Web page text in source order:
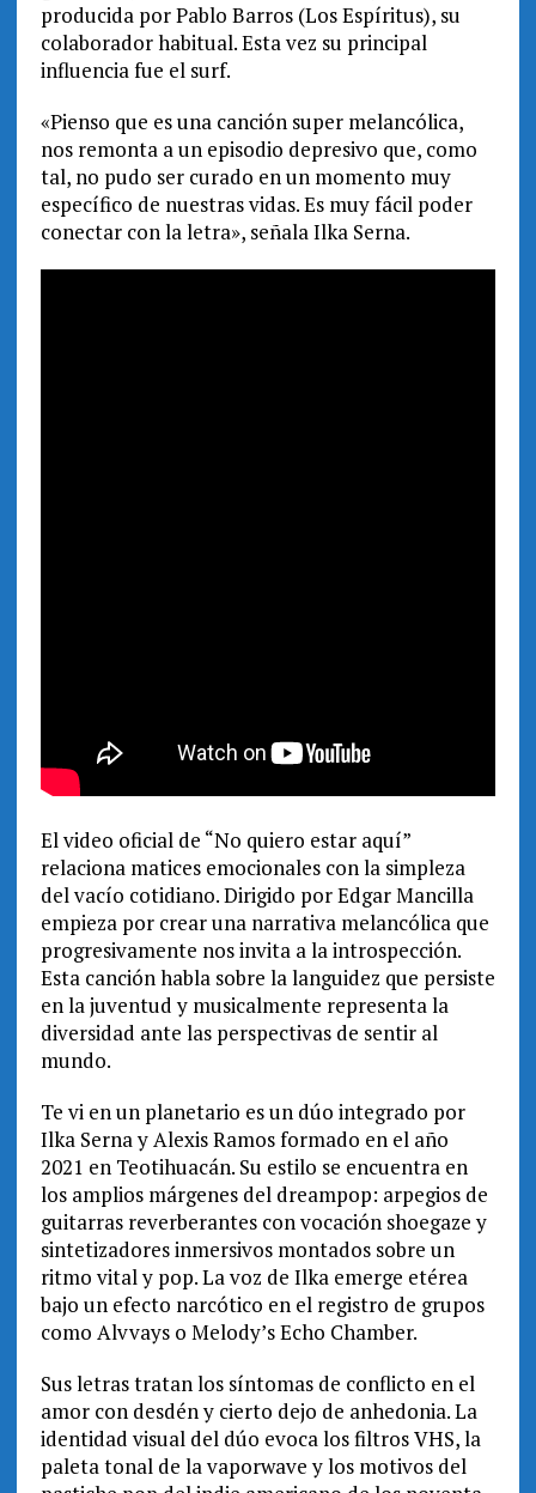
producida por Pablo Barros (Los Espíritus), su
colaborador habitual. Esta vez su principal
influencia fue el surf.
«Pienso que es una canción super melancólica,
nos remonta a un episodio depresivo que, como
tal, no pudo ser curado en un momento muy
específico de nuestras vidas. Es muy fácil poder
conectar con la letra», señala Ilka Serna.
El video oficial de “No quiero estar aquí”
relaciona matices emocionales con la simpleza
del vacío cotidiano. Dirigido por Edgar Mancilla
empieza por crear una narrativa melancólica que
progresivamente nos invita a la introspección.
Esta canción habla sobre la languidez que persiste
en la juventud y musicalmente representa la
diversidad ante las perspectivas de sentir al
mundo.
Te vi en un planetario es un dúo integrado por
Ilka Serna y Alexis Ramos formado en el año
2021 en Teotihuacán. Su estilo se encuentra en
los amplios márgenes del dreampop: arpegios de
guitarras reverberantes con vocación shoegaze y
sintetizadores inmersivos montados sobre un
ritmo vital y pop. La voz de Ilka emerge etérea
bajo un efecto narcótico en el registro de grupos
como Alvvays o Melody’s Echo Chamber.
Sus letras tratan los síntomas de conflicto en el
amor con desdén y cierto dejo de anhedonia. La
identidad visual del dúo evoca los filtros VHS, la
paleta tonal de la vaporwave y los motivos del